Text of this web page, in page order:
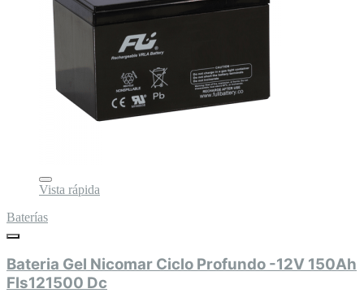
Vista rápida
Baterías
Bateria Gel Nicomar Ciclo Profundo -12V 150Ah
Fls121500 Dc